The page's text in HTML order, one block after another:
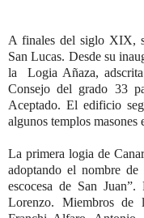
A finales del siglo XIX,
San Lucas. Desde su
la Logia Añaza,
Consejo del grado 33
Aceptado. El edificio
algunos templos masones
La primera logia de
adoptando el nombre
escocesa de San
Lorenzo. Miembros